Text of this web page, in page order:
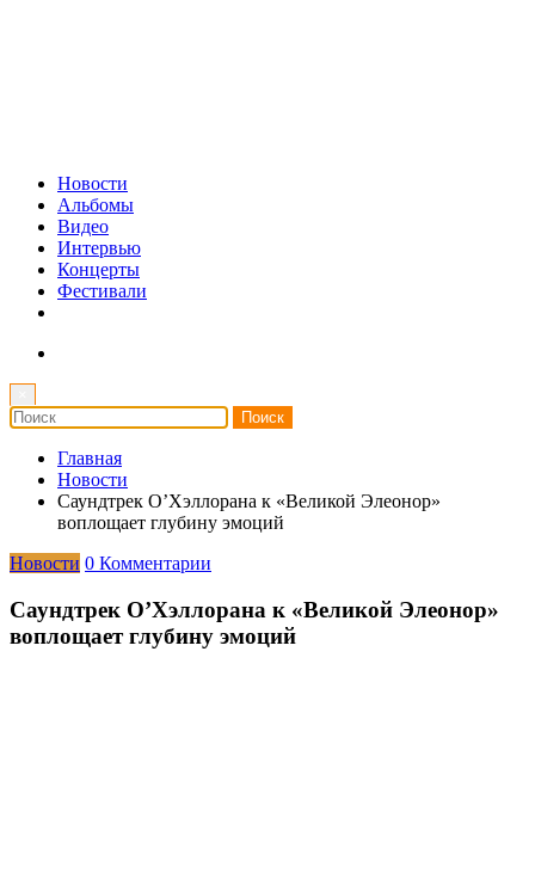
Новости
Альбомы
Видео
Интервью
Концерты
Фестивали
Главная
Новости
Саундтрек О’Хэллорана к «Великой Элеонор»
воплощает глубину эмоций
Новости 0 Комментарии
Саундтрек О’Хэллорана к «Великой Элеонор»
воплощает глубину эмоций